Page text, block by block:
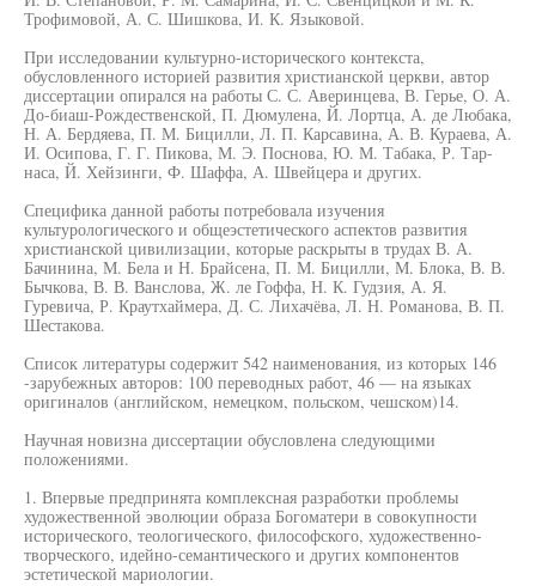
Трофимовой, А. С. Шишкова, И. К. Языковой.
При исследовании культурно-исторического контекста,
обусловленного историей развития христианской церкви, автор
диссертации опирался на работы С. С. Аверинцева, В. Герье, О. А.
До-биаш-Рождественской, П. Дюмулена, Й. Лортца, А. де Любака,
Н. А. Бердяева, П. М. Бицилли, Л. П. Карсавина, А. В. Кураева, А.
И. Осипова, Г. Г. Пикова, М. Э. Поснова, Ю. М. Табака, Р. Тар-
наса, Й. Хейзинги, Ф. Шаффа, А. Швейцера и других.
Специфика данной работы потребовала изучения
культурологического и общеэстетического аспектов развития
христианской цивилизации, которые раскрыты в трудах В. А.
Бачинина, М. Бела и Н. Брайсена, П. М. Бицилли, М. Блока, В. В.
Бычкова, В. В. Ванслова, Ж. ле Гоффа, Н. К. Гудзия, А. Я.
Гуревича, Р. Краутхаймера, Д. С. Лихачёва, Л. Н. Романова, В. П.
Шестакова.
Список литературы содержит 542 наименования, из которых 146
-зарубежных авторов: 100 переводных работ, 46 — на языках
оригиналов (английском, немецком, польском, чешском)14.
Научная новизна диссертации обусловлена следующими
положениями.
1. Впервые предпринята комплексная разработки проблемы
художественной эволюции образа Богоматери в совокупности
исторического, теологического, философского, художественно-
творческого, идейно-семантического и других компонентов
эстетической мариологии.